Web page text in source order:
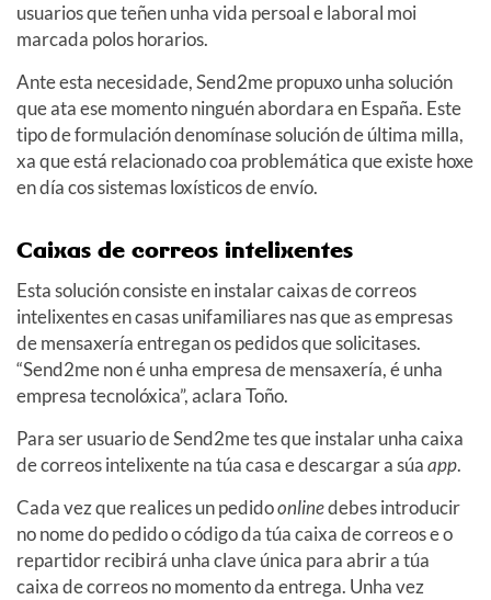
usuarios que teñen unha vida persoal e laboral moi
marcada polos horarios.
Ante esta necesidade, Send2me propuxo unha solución
que ata ese momento ninguén abordara en España. Este
tipo de formulación denomínase solución de última milla,
xa que está relacionado coa problemática que existe hoxe
en día cos sistemas loxísticos de envío.
Caixas de correos intelixentes
Esta solución consiste en instalar caixas de correos
intelixentes en casas unifamiliares nas que as empresas
de mensaxería entregan os pedidos que solicitases.
“Send2me non é unha empresa de mensaxería, é unha
empresa tecnolóxica”, aclara Toño.
Para ser usuario de Send2me tes que instalar unha caixa
de correos intelixente na túa casa e descargar a súaapp.
Cada vez que realices un pedidoonlinedebes introducir
no nome do pedido o código da túa caixa de correos e o
repartidor recibirá unha clave única para abrir a túa
caixa de correos no momento da entrega. Unha vez